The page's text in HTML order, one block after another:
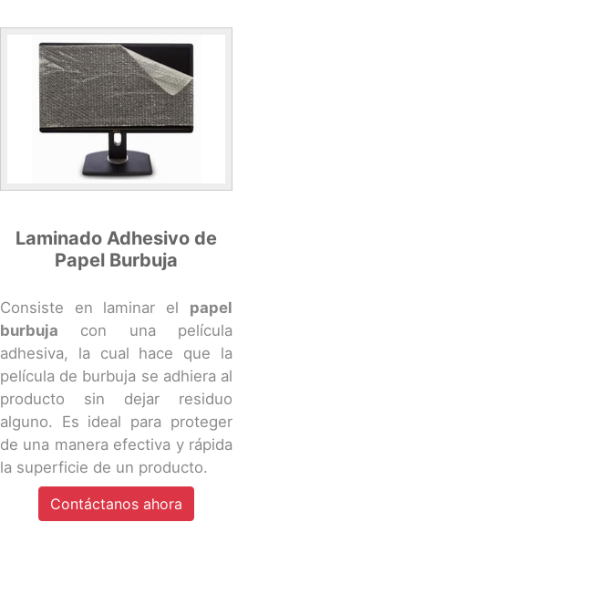
Laminado Adhesivo de
Papel Burbuja
Consiste en laminar el papel
burbuja con una película
adhesiva, la cual hace que la
película de burbuja se adhiera al
producto sin dejar residuo
alguno. Es ideal para proteger
de una manera efectiva y rápida
la superficie de un producto.
Contáctanos ahora